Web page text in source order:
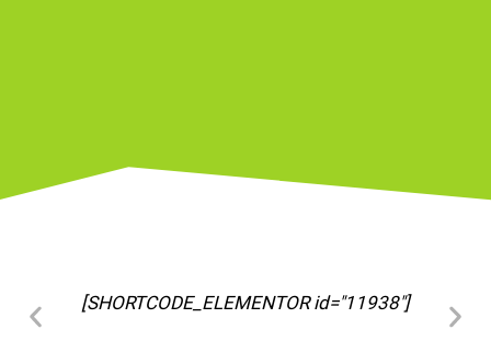
[SHORTCODE_ELEMENTOR id="11963"]